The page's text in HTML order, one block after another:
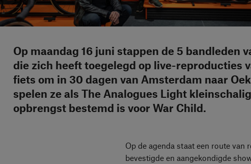
Op maandag 16 juni stappen de 5 bandleden
die zich heeft toegelegd op live-reproducties
fiets om in 30 dagen van Amsterdam naar
spelen ze als The Analogues Light
opbrengst bestemd is voor War Child.
Op de agenda staat een route
bevestigde en aangekondigde